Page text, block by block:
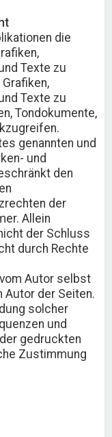
die
Texte zu
Texte zu
Tondokumente,
genannten und
und
den
der
Allein
der Schluss
durch Rechte
Autor selbst
der Seiten.
solcher
und
gedruckten
Zustimmung